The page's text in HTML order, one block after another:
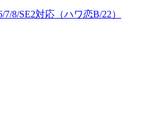
8/SE2対応（ハワ恋B/22）